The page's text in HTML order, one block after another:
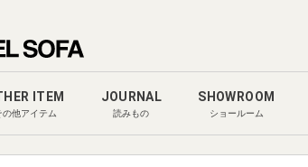
ITEM
の他アイテム
JOURNAL
読みもの
SHOWROOM
ショールーム